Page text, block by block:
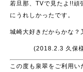
若旦那、TVで見たよ!!頑
にうれしかったです。
城崎大好きだからかな？
(2018.2.3 久保
この度も泉翠をご利用い